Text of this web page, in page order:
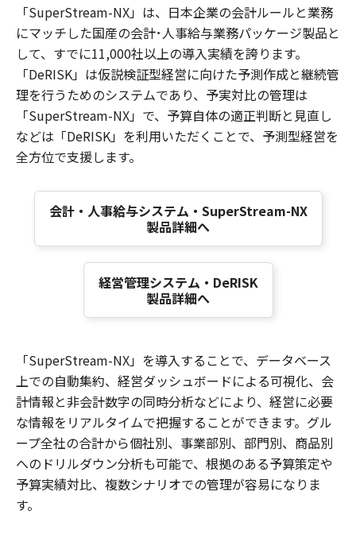
「SuperStream-NX」は、日本企業の会計ルールと業務
にマッチした国産の会計･人事給与業務パッケージ製品と
して、すでに11,000社以上の導入実績を誇ります。
「DeRISK」は仮説検証型経営に向けた予測作成と継続管
理を行うためのシステムであり、予実対比の管理は
「SuperStream-NX」で、予算自体の適正判断と見直し
などは「DeRISK」を利用いただくことで、予測型経営を
全方位で支援します。
会計・人事給与システム・SuperStream-NX
製品詳細へ
経営管理システム・DeRISK
製品詳細へ
「SuperStream-NX」を導入することで、データベース
上での自動集約、経営ダッシュボードによる可視化、会
計情報と非会計数字の同時分析などにより、経営に必要
な情報をリアルタイムで把握することができます。グル
ープ全社の合計から個社別、事業部別、部門別、商品別
へのドリルダウン分析も可能で、根拠のある予算策定や
予算実績対比、複数シナリオでの管理が容易になりま
す。